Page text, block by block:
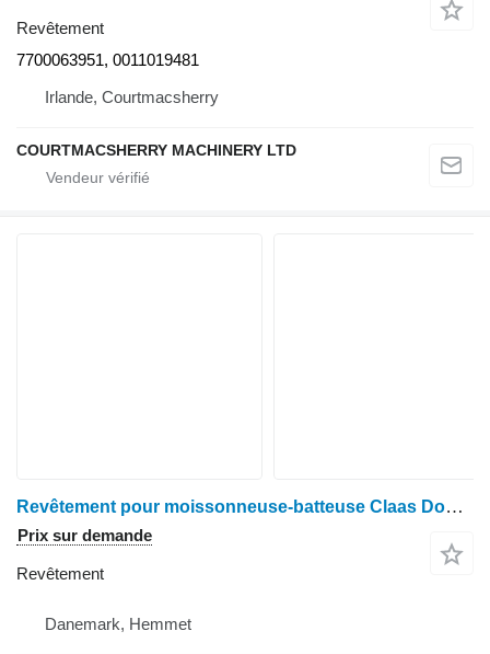
Revêtement
7700063951, 0011019481
Irlande, Courtmacsherry
COURTMACSHERRY MACHINERY LTD
Revêtement pour moissonneuse-batteuse Claas Dominator 76
Prix sur demande
Revêtement
Danemark, Hemmet